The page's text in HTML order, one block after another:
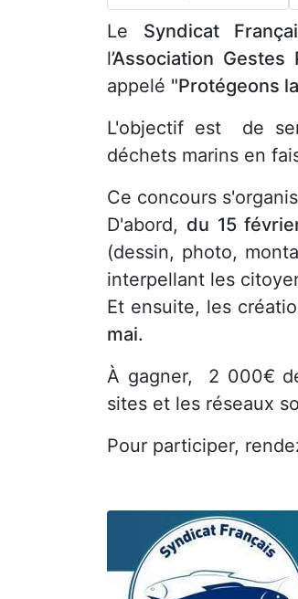
Le Syndicat
l’Association Gestes
appelé "Protégeons
L'objectif est de
déchets marins en
Ce concours
D'abord, du 15
(dessin, photo,
interpellant les
Et ensuite, les
mai.
À gagner, 2 000€
sites et les réseaux
Pour participer,